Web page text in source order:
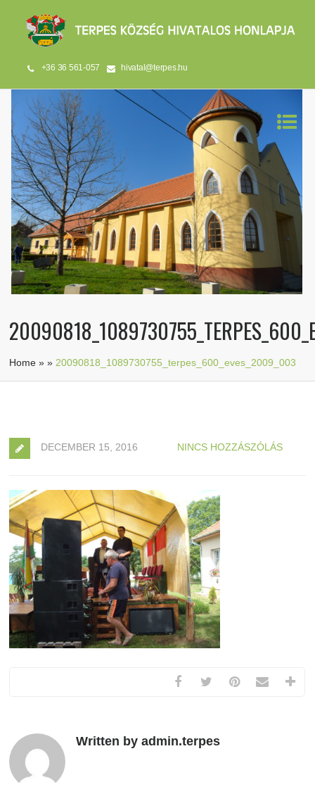
+36 36 561-057 hivatal@terpes.hu
Home »» 20090818_1089730755_terpes_600_eves_2009_003
DECEMBER 15, 2016 NINCS HOZZÁSZÓLÁS
Written by admin.terpes